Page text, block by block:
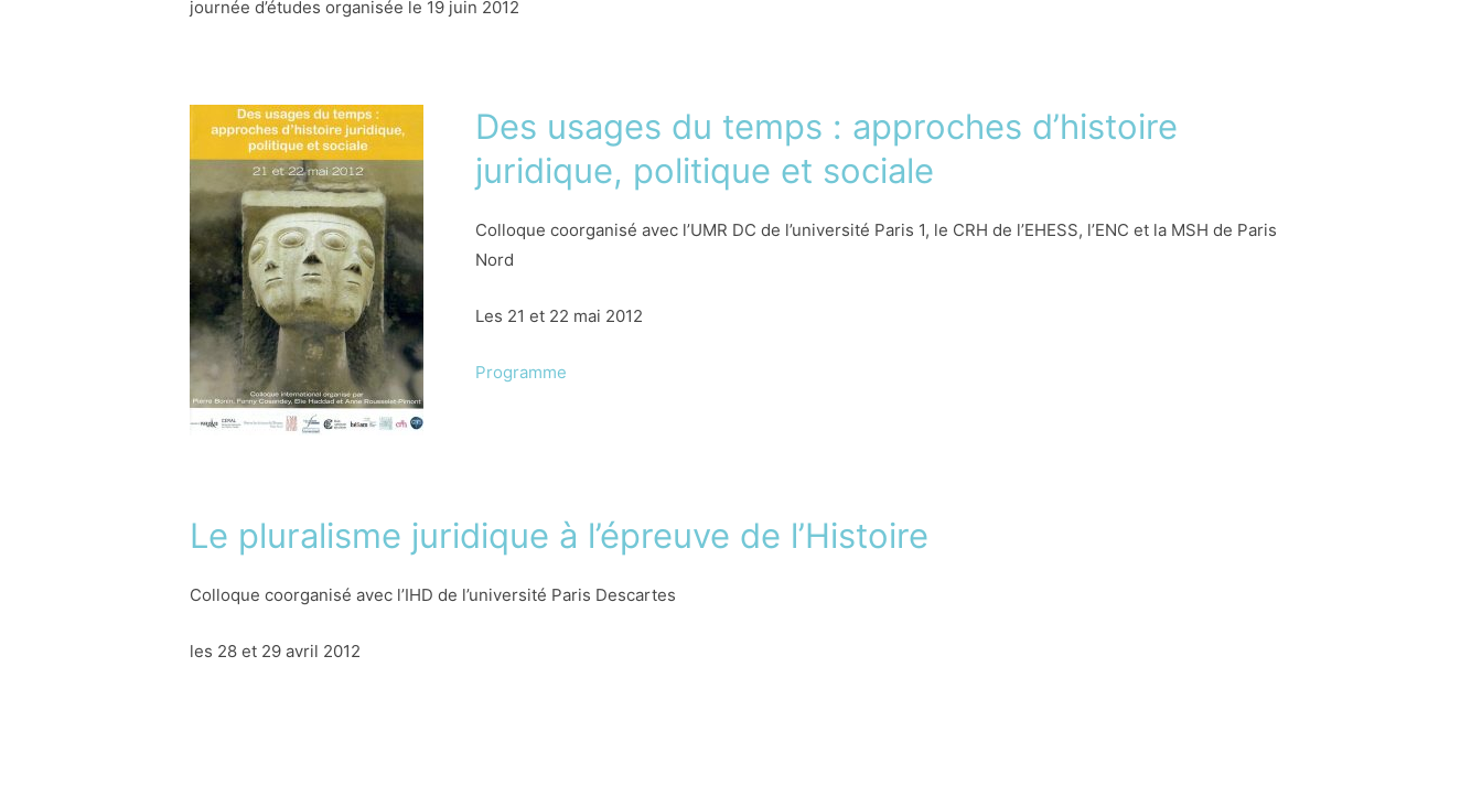
journée d’études organisée le 19 juin 2012
Des usages du temps : approches d’histoire
juridique, politique et sociale
Colloque coorganisé avec l’UMR DC de l’université Paris 1, le CRH de l’EHESS, l’ENC et la MSH de Paris
Nord
Les 21 et 22 mai 2012
Programme
Le pluralisme juridique à l’épreuve de l’Histoire
Colloque coorganisé avec l’IHD de l’université Paris Descartes
les 28 et 29 avril 2012